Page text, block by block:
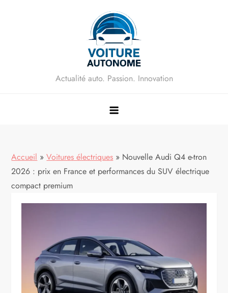
Actualité auto. Passion. Innovation
Accueil » Voitures électriques » Nouvelle Audi Q4 e-tron
2026 : prix en France et performances du SUV électrique
compact premium